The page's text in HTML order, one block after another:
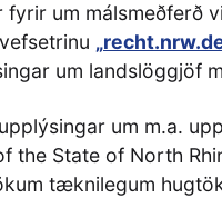
um málsmeðferð
um landslöggjöf
um m.a.
the State of North
tæknilegum